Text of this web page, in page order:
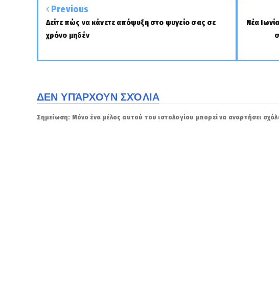
Previous
Δείτε πώς να κάνετε απόψυξη στο ψυγείο σας σε
χρόνο μηδέν
Νέα
ΔΕΝ ΥΠΆΡΧΟΥΝ ΣΧΌΛΙΑ
Σημείωση: Μόνο ένα μέλος αυτού του ιστολογίου μπορεί να αναρτήσει